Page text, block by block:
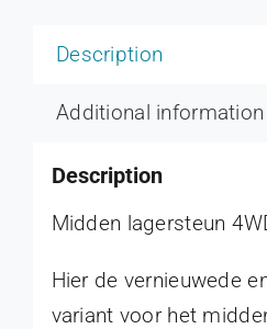
Description
Additional information
Description
Midden lagersteun
Hier de vernieuwede
variant voor het